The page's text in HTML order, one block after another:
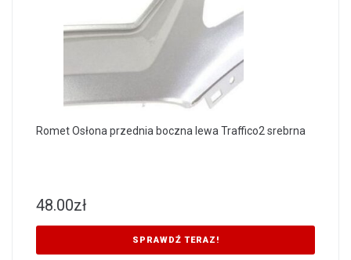
Romet Osłona przednia boczna lewa Traffico2 srebrna
48.00zł
SPRAWDŹ TERAZ!